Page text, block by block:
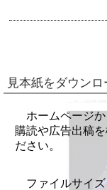
見本紙をダウンロ
ホームページ
購読や広告出稿
ださい。
ファイルサイ